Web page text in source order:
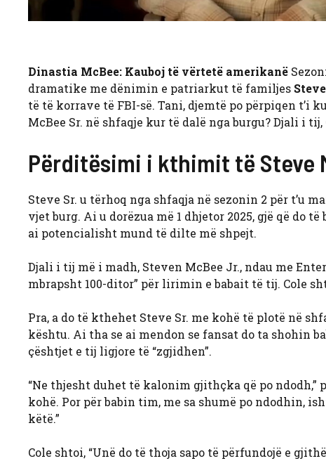
Dinastia McBee: Kauboj të vërtetë amerikanë
dramatike me dënimin e patriarkut të familjes
të të korrave të FBI-së. Tani, djemtë po përpiqen t’i
McBee Sr. në shfaqje kur të dalë nga burgu? Djali i tij,
Përditësimi i kthimit të Steve
Steve Sr. u tërhoq nga shfaqja në sezonin 2 për t’u
vjet burg. Ai u dorëzua më 1 dhjetor 2025, gjë që do
ai potencialisht mund të dilte më shpejt.
Djali i tij më i madh, Steven McBee Jr., ndau me
mbrapsht 100-ditor” për lirimin e babait të tij. Cole
Pra, a do të kthehet Steve Sr. me kohë të plotë në
kështu. Ai tha se ai mendon se fansat do ta shohin
çështjet e tij ligjore të “zgjidhen”.
“Ne thjesht duhet të kalonim gjithçka që po
kohë. Por për babin tim, me sa shumë po ndodhin,
këtë.”
Cole shtoi, “Unë do të thoja sapo të përfundojë e